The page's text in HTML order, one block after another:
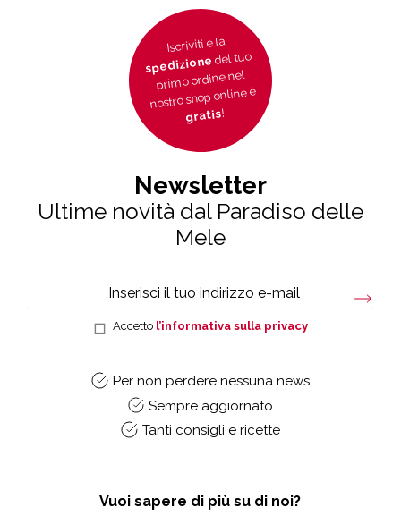
Iscriviti e la
spedizionedel tuo
primo ordine nel
nostro shop online è
gratis!
Newsletter
Ultime novità dal Paradiso delle
Mele
Accetto l’informativa sulla privacy
Per non perdere nessuna news
Sempre aggiornato
Tanti consigli e ricette
Vuoi sapere di più su di noi?